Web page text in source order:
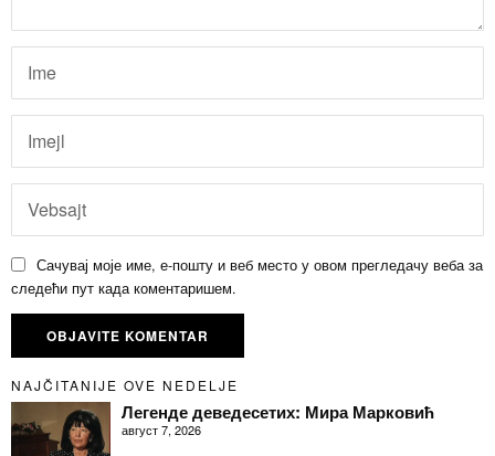
Сачувај моје име, е-пошту и веб место у овом прегледачу веба за
следећи пут када коментаришем.
NAJČITANIJE OVE NEDELJE
Легенде деведесетих: Мира Марковић
август 7, 2026